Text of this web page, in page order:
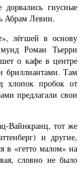
гнусные
Абрам Левин.
лёгшей в основу
Роман Тьерри
о кафе в центре
бриллиантами. Там
хлопок пробок от
предлагали свои
Вайнкранц, тот же
и другие,
в «гетто малом» на
словно не было